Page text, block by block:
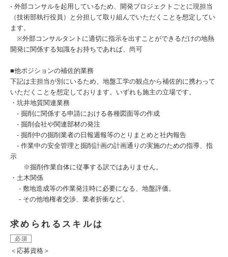
- 外部コンサルを起用しているため、開発プロジェクトごとに現担当
（技術部執行役員）と分担して取り組んでいただくことを想定してい
ます。
※外部コンサルタントに適切に指示を出すことができるだけの地熱
開発に関係する知識をお持ちであれば、尚可
■他ポジションの補佐的業務
下記は主担当が別にいるため、地盤工学の観点から補佐的に携わって
いただくことを想定しております。いずれも施主の立場です。
・坑井地質関連業務
- 掘削に関係する申請における各種図面等の作成
- 掘削会社や関連部材の発注
- 掘削中の掘削業者の日報週報等のとりまとめと社内報告
- 作業中の安全管理と掘削計画の計画通りの実施のための指導、指
示
※掘削作業自体に従事する訳ではありません。
・土木関係
- 敷地造成等の作業発注時に必要になる、地盤評価。
- その他地権者交渉、業者折衝など。
求められるスキルは
必須
＜応募資格＞